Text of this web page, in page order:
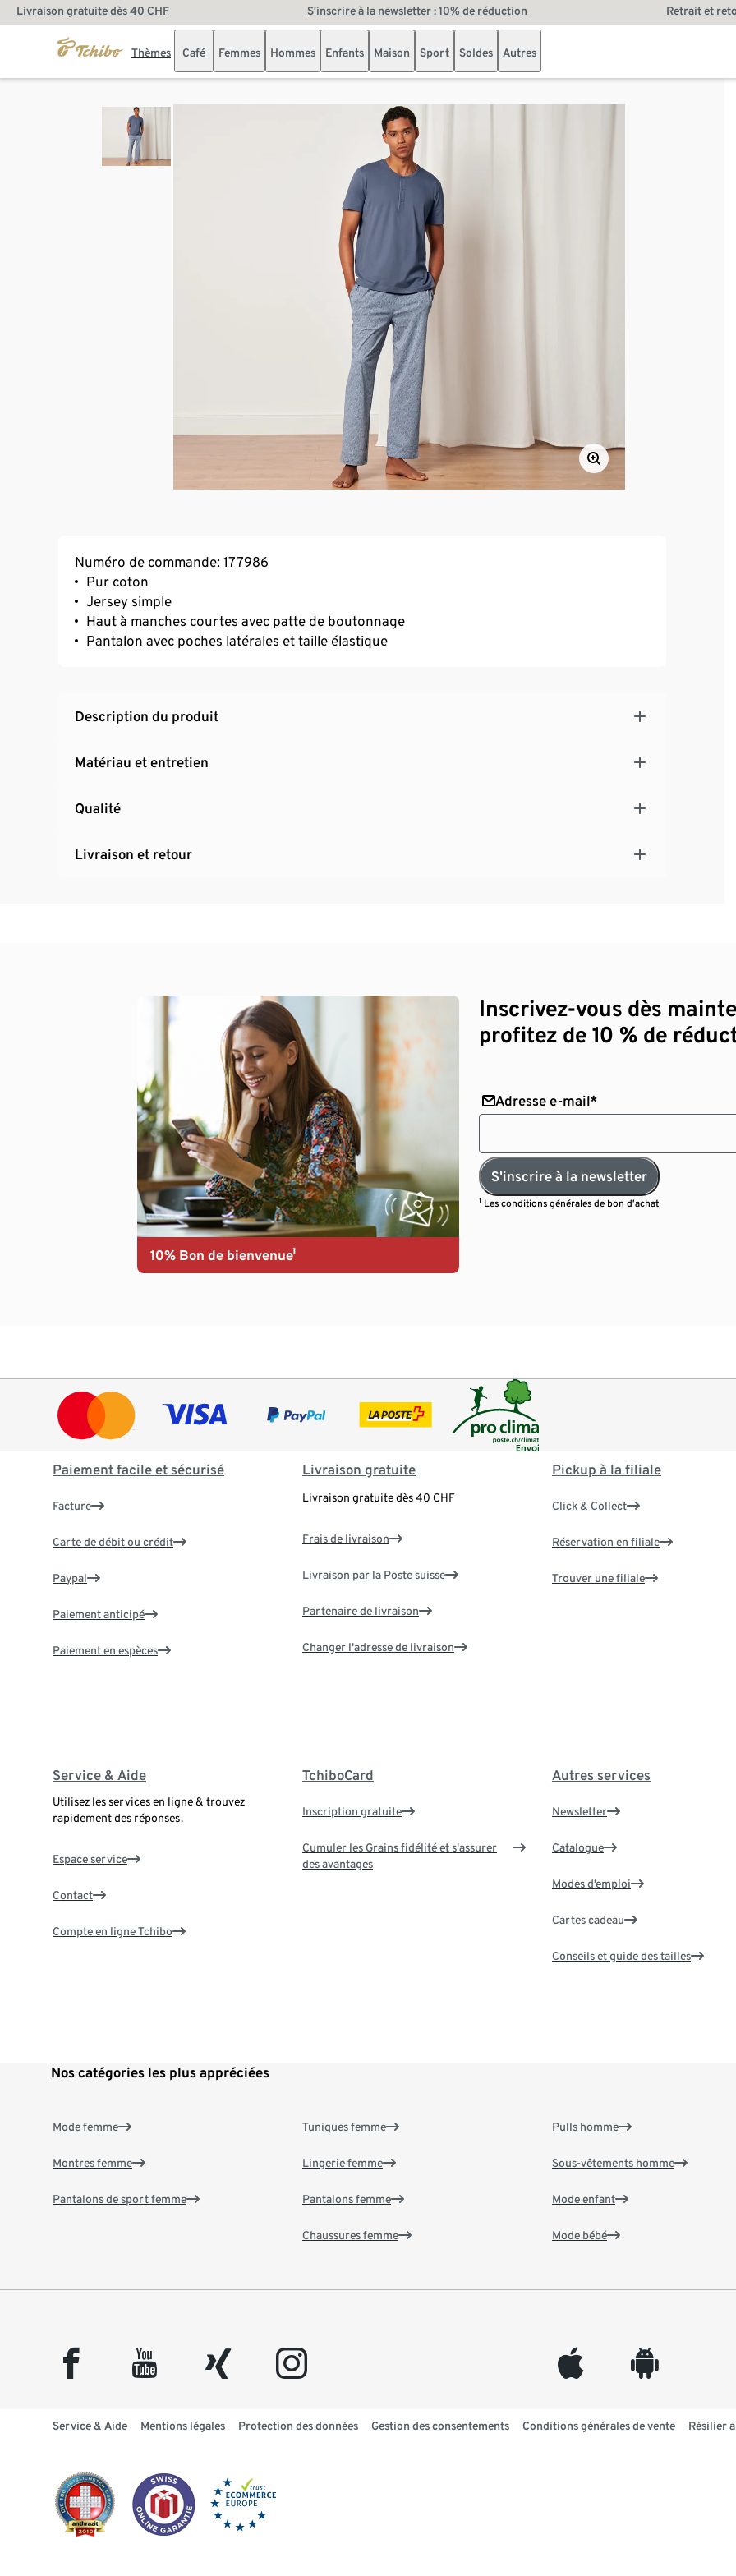
Livraison gratuite dès 40 CHF S’inscrire à la newsletter : 10% de réduction Retrait et
Thèmes Café Femmes Hommes Enfants Maison Sport Soldes Autres
Numéro de commande: 177986
Pur coton
Jersey simple
Haut à manches courtes avec patte de boutonnage
Pantalon avec poches latérales et taille élastique
Description du produit
Matériau et entretien
Qualité
Livraison et retour
10% Bon de bienvenue¹
Inscrivez-vous dès
profitez de 10 % de
Adresse e-mail*
S'inscrire à la newsletter
¹ Lesconditions générales de bon d’achat
Paiement facile et sécurisé
Facture
Carte de débit ou crédit
Paypal
Paiement anticipé
Paiement en espèces
Livraison gratuite
Livraison gratuite dès 40 CHF
Frais de livraison
Livraison par la Poste suisse
Partenaire de livraison
Changer l'adresse de livraison
Pickup à la filiale
Click & Collect
Réservation en filiale
Trouver une filiale
Service & Aide
Utilisez les services en ligne & trouvez
rapidement des réponses.
Espace service
Contact
Compte en ligne Tchibo
TchiboCard
Inscription gratuite
Cumuler les Grains fidélité et s'assurer
des avantages
Autres services
Newsletter
Catalogue
Modes d’emploi
Cartes cadeau
Conseils et guide des tailles
Nos catégories les plus appréciées
Mode femme
Montres femme
Pantalons de sport femme
Tuniques femme
Lingerie femme
Pantalons femme
Chaussures femme
Pulls homme
Sous-vêtements homme
Mode enfant
Mode bébé
facebook youtube xing instagram appleinc android
Service & Aide Mentions légales Protection des données Gestion des consentements Conditions générales de vente Résilier